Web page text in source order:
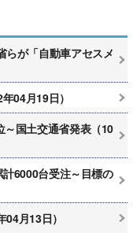
らが「自動車アセスメ
04月19日）
～国土交通省発表（10
6000台受注～目標の
月13日）